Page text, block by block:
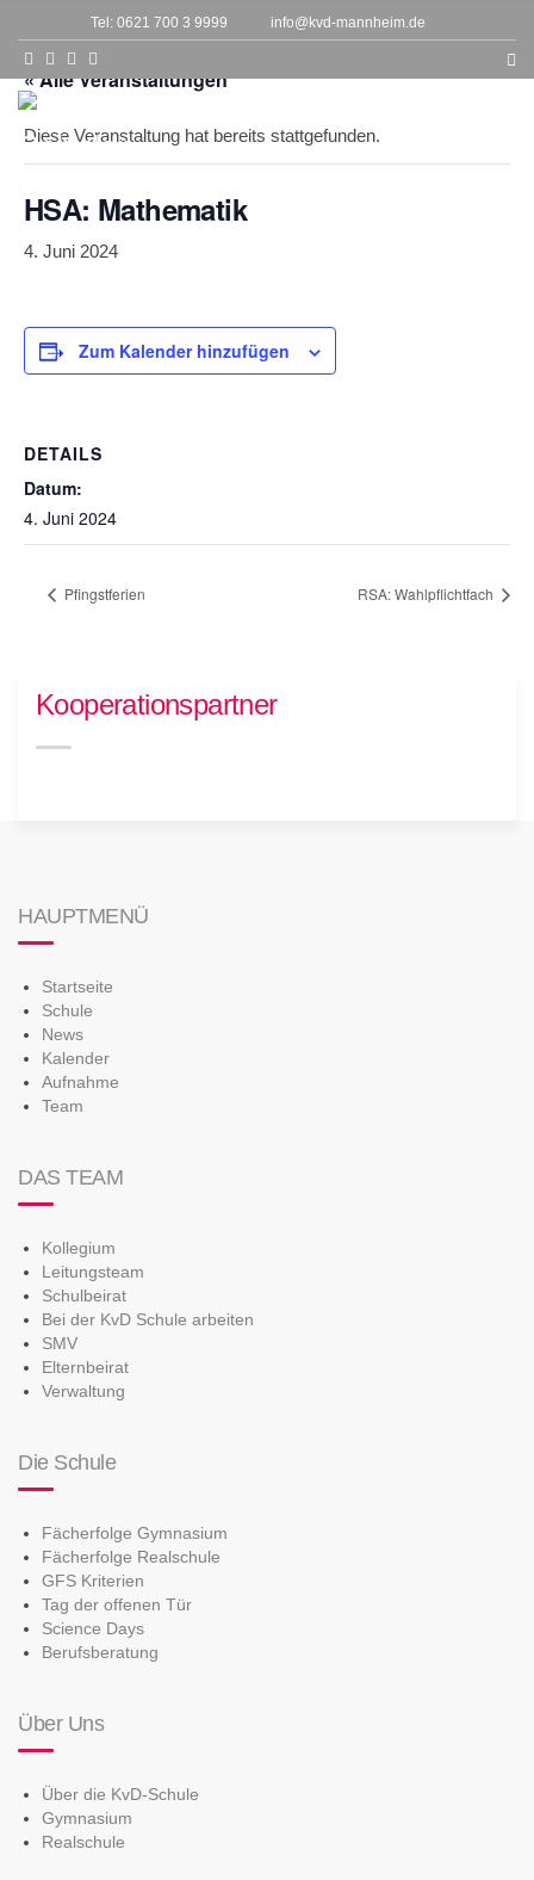
Tel: 0621 700 3 9999 info@kvd-mannheim.de
o
r
:« Alle Veranstaltungen
Diese Veranstaltung hat bereits stattgefunden.
HSA: Mathematik
4. Juni 2024
Zum Kalender hinzufügen
DETAILS
Datum:
4. Juni 2024
Pfingstferien RSA: Wahlpflichtfach
Kooperationspartner
HAUPTMENÜ
Startseite
Schule
News
Kalender
Aufnahme
Team
DAS TEAM
Kollegium
Leitungsteam
Schulbeirat
Bei der KvD Schule arbeiten
SMV
Elternbeirat
Verwaltung
Die Schule
Fächerfolge Gymnasium
Fächerfolge Realschule
GFS Kriterien
Tag der offenen Tür
Science Days
Berufsberatung
Über Uns
Über die KvD-Schule
Gymnasium
Realschule